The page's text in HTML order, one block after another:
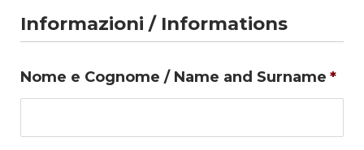
Informazioni / Informations
Nome e Cognome / Name and Surname *